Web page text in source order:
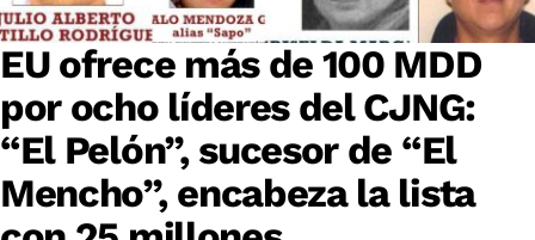
EU ofrece más de 100 MDD
por ocho líderes del CJNG:
“El Pelón”, sucesor de “El
Mencho”, encabeza la lista